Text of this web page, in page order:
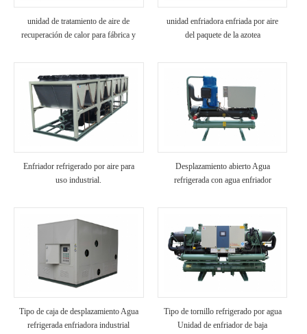
unidad de tratamiento de aire de
recuperación de calor para fábrica y
unidad enfriadora enfriada por aire
del paquete de la azotea
Enfriador refrigerado por aire para
uso industrial.
Desplazamiento abierto Agua
refrigerada con agua enfriador
Tipo de caja de desplazamiento Agua
refrigerada enfriadora industrial
Tipo de tornillo refrigerado por agua
Unidad de enfriador de baja